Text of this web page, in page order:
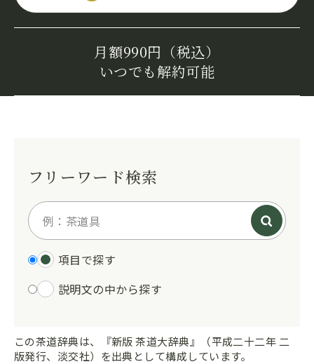
月額990円（税込）
いつでも解約可能
フリーワード検索
項目で探す
説明文の中から探す
この茶道辞典は、『新版 茶道大辞典』（平成二十二年 二
版発行、淡交社）を出典として構成しています。